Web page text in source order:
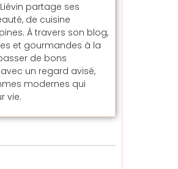
partage ses
de cuisine
À travers son blog,
et gourmandes à la
de bons
un regard avisé,
modernes qui
vie.